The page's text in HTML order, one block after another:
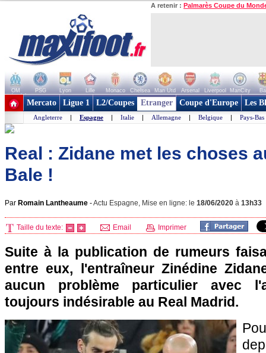
A retenir : Palmarès Coupe du
OM PSG Lyon Lille Monaco Chelsea Man Utd Arsenal Liverpool ManCity
+ de clubs
Mercato Ligue 1 L2/Coupes Etranger Coupe d'Europe Les
Angleterre | Espagne | Italie | Allemagne | Belgique | Pays-Bas
Real : Zidane met les choses
Bale !
Par Romain Lantheaume -Actu Espagne, Mise en ligne: le 18/06/2020 à 13h33
Taille du texte: Email Imprimer
Suite à la publication de rumeurs
entre eux, l'entraîneur Zinédine
aucun problème particulier avec
toujours indésirable au Real Madrid.